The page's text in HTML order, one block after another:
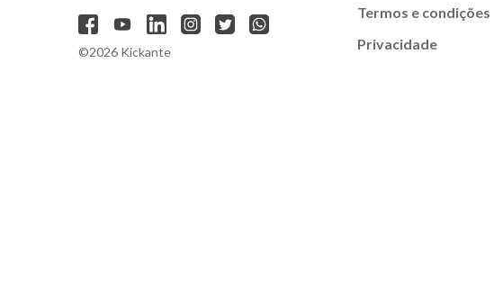
©2026 Kickante
Termos e condições
Privacidade